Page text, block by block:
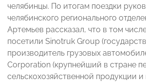
челябинцы. По итогам поездки
челябинского регионального
Артемьев рассказал, что в том
посетили Sinotruk Group
производитель грузовых
Corporation (крупнейший в стране
сельскохозяйственной продукции